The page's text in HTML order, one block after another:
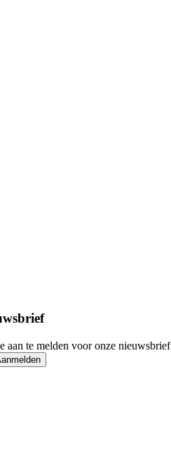
aan te melden voor onze nieuwsbrief